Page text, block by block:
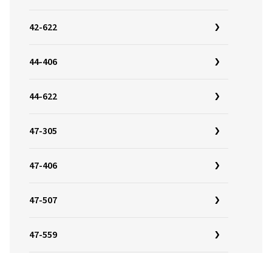
42-622
44-406
44-622
47-305
47-406
47-507
47-559